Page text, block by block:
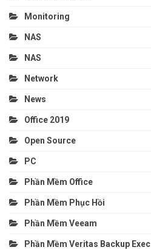
Monitoring
NAS
NAS
Network
News
Office 2019
Open Source
PC
Phần Mềm Office
Phần Mềm Phục Hồi
Phần Mềm Veeam
Phần Mềm Veritas Backup Exec